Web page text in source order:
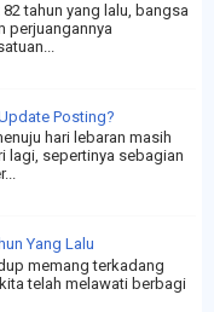
tahun yang lalu, bangsa
perjuangannya
Posting?
hari lebaran masih
lagi, sepertinya sebagian
Yang Lalu
memang terkadang
telah melawati berbagi